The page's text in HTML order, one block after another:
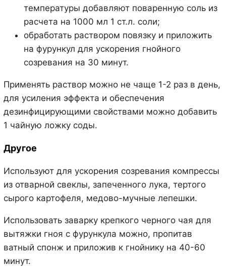
температуры добавляют поваренную соль из
расчета на 1000 мл 1 ст.л. соли;
обработать раствором повязку и приложить
на фурункул для ускорения гнойного
созревания на 30 минут.
Применять раствор можно не чаще 1-2 раз в день,
для усиления эффекта и обеспечения
дезинфицирующими свойствами можно добавить
1 чайную ложку соды.
Другое
Используют для ускорения созревания компрессы
из отварной свеклы, запеченного лука, тертого
сырого картофеля, медово-мучные лепешки.
Использовать заварку крепкого черного чая для
вытяжки гноя с фурункула можно, пропитав
ватный спонж и приложив к гнойнику на 40-60
минут.